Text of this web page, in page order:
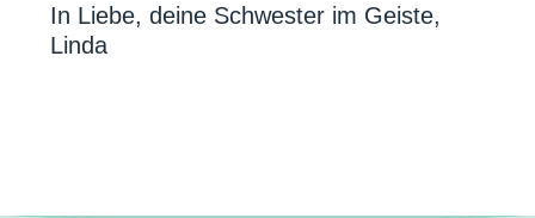
In Liebe, deine Schwester im Geiste,
Linda